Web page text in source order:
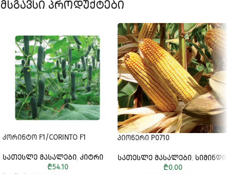
მსგავსი პროდუქტები
ᲙᲝᲠᲘᲜᲢᲝ F1/CORINTO F1
ᲡᲐᲗᲔᲡᲚᲔ ᲛᲐᲡᲐᲚᲔᲑᲘ, ᲙᲘᲢᲠᲘ
₾54.10
ᲞᲘᲝᲜᲔᲠᲘ P0710
ᲡᲐᲗᲔᲡᲚᲔ ᲛᲐᲡᲐᲚᲔᲑᲘ, ᲡᲘᲛᲘᲜᲓᲘ
₾0.00